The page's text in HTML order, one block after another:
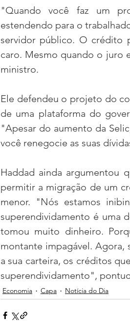
"Quando você faz um
estendendo para o
servidor público. O crédito
caro. Mesmo quando o juro
ministro.
Ele defendeu o projeto do
de uma plataforma do
"Apesar do aumento da
você renegocie as suas
Haddad ainda argumentou
permitir a migração de um
menor. "Nós estamos
superendividamento é uma
tomou muito dinheiro.
montante impagável.
a sua carteira, os créditos
superendividamento",
Economia Capa Notícia do Dia